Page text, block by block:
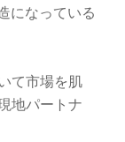
になっている
て市場を肌
地パートナ